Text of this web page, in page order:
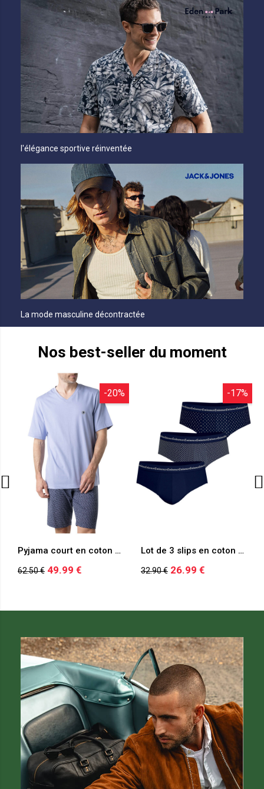
l'élégance sportive réinventée
La mode masculine décontractée
Nos best-seller du moment
-20%
Pyjama court en coton marine à motifs pourvu du logo imprimé
62.50 € 49.99 €
-17%
Lot de 3 slips en coton marine à motifs pourvus d'une taille élastiquée
32.90 € 26.99 €